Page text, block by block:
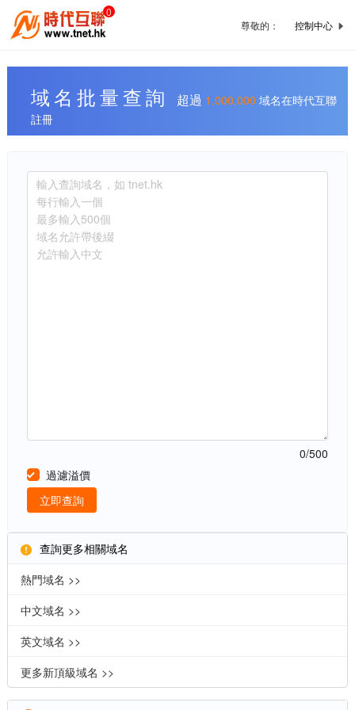
0
尊敬的：
控制中心
域名批量查詢 超過 1,000,000域名在時代互聯
註冊
0/500
過濾溢價
立即查詢
查詢更多相關域名
熱門域名 >>
中文域名 >>
英文域名 >>
更多新頂級域名 >>